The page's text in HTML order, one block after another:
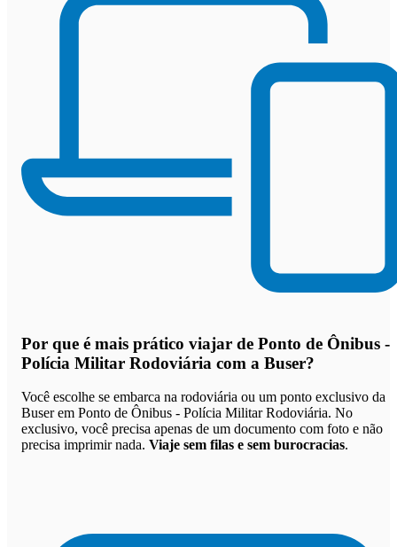
Por que é mais prático viajar de Ponto de Ônibus -
Polícia Militar Rodoviária com a Buser?
Você escolhe se embarca na rodoviária ou um ponto exclusivo da
Buser em Ponto de Ônibus - Polícia Militar Rodoviária. No
exclusivo, você precisa apenas de um documento com foto e não
precisa imprimir nada. Viaje sem filas e sem burocracias.